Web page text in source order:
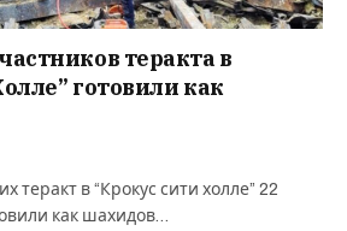
теракта в
готовили как
теракт в “Крокус сити холле” 22
как шахидов…